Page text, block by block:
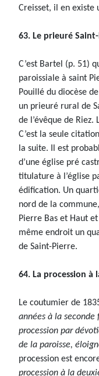
Creisset, il en existe
63. Le prieuré
C’est Bartel (p. 51)
paroissiale à saint
Pouillé du diocèse
un prieuré rural de
de l’évêque de
C’est la seule
la suite. Il est
d’une église pré
titulature à l’église
édification. Un
nord de la
Pierre Bas et Haut
même endroit un
de Saint-Pierre.
64. La procession à
Le coutumier de
années à la seconde
procession par
de la paroisse,
procession est
procession à la